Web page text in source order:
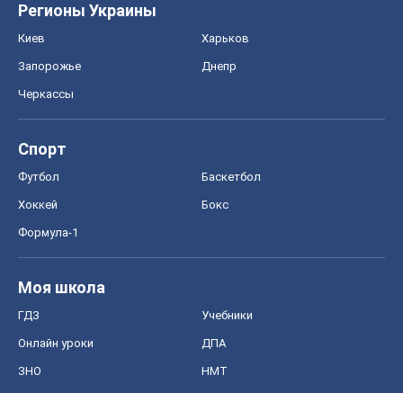
Регионы Украины
Киев Харьков
Запорожье Днепр
Черкассы
Спорт
Футбол Баскетбол
Хоккей Бокс
Формула-1
Моя школа
ГДЗ Учебники
Онлайн уроки ДПА
ЗНО НМТ